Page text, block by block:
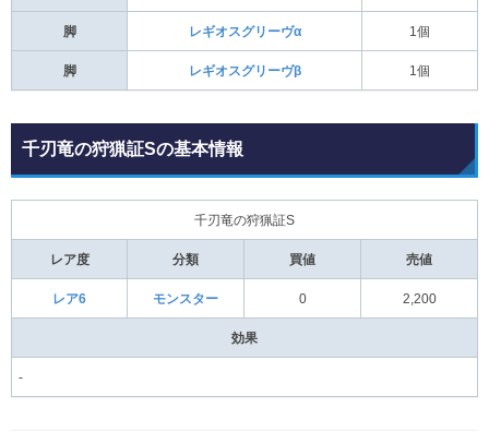
脚 レギオスグリーヴα 1個
脚 レギオスグリーヴβ 1個
千刃竜の狩猟証Sの基本情報
千刃竜の狩猟証S
レア度 分類 買値 売値
レア6 モンスター 0 2,200
効果
-